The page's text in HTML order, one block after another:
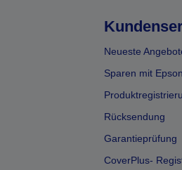
Neueste
Sparen mit Epson
Rücksendung
Garantieprüfung
CoverPlus-